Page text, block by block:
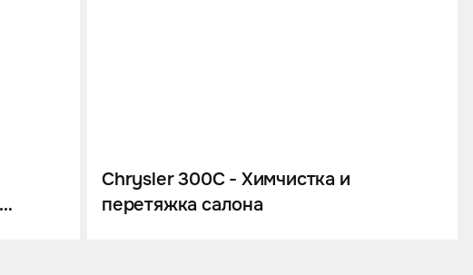
Chrysler 300C - Химчистка и
перетяжка салона